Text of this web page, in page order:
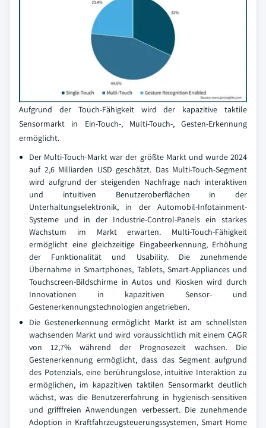
Aufgrund der Touch-Fähigkeit wird der kapazitive taktile
Sensormarkt in Ein-Touch-, Multi-Touch-, Gesten-Erkennung
ermöglicht.
Der Multi-Touch-Markt war der größte Markt und wurde 2024
auf 2,6 Milliarden USD geschätzt. Das Multi-Touch-Segment
wird aufgrund der steigenden Nachfrage nach interaktiven
und intuitiven Benutzeroberflächen in der
Unterhaltungselektronik, in der Automobil-Infotainment-
Systeme und in der Industrie-Control-Panels ein starkes
Wachstum im Markt erwarten. Multi-Touch-Fähigkeit
ermöglicht eine gleichzeitige Eingabeerkennung, Erhöhung
der Funktionalität und Usability. Die zunehmende
Übernahme in Smartphones, Tablets, Smart-Appliances und
Touchscreen-Bildschirme in Autos und Kiosken wird durch
Innovationen in kapazitiven Sensor- und
Gestenerkennungstechnologien angetrieben.
Die Gestenerkennung ermöglicht Markt ist am schnellsten
wachsenden Markt und wird voraussichtlich mit einem CAGR
von 12,7% während der Prognosezeit wachsen. Die
Gestenerkennung ermöglicht, dass das Segment aufgrund
des Potenzials, eine berührungslose, intuitive Interaktion zu
ermöglichen, im kapazitiven taktilen Sensormarkt deutlich
wächst, was die Benutzererfahrung in hygienisch-sensitiven
und grifffreien Anwendungen verbessert. Die zunehmende
Adoption in Kraftfahrzeugsteuerungssystemen, Smart Home